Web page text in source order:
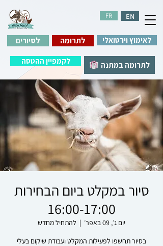
EN
FR
לתרומה לאימוץ וירטואלי
לתרומה במתנה
לסיורים
לקמפיין ההטסה
סיור במקלט ביום הבחירות
16:00-17:00
יום ג׳, 09 באפר׳
  |
להתחיל מחדש
בסיור תחשפו לפעילות המקלט ועבודת שיקום בעלי